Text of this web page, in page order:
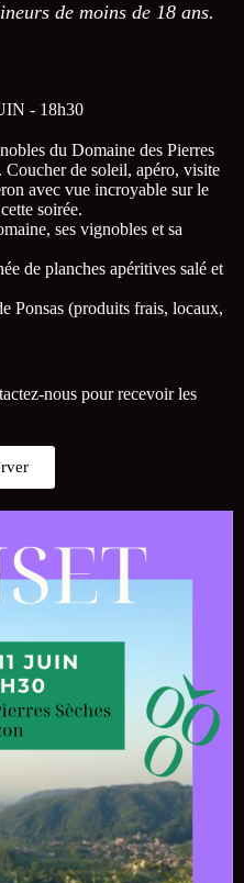
de moins de 18 ans.
- 18h30
du Domaine des Pierres
Coucher de soleil, apéro, visite
avec vue incroyable sur le
soirée.
ses vignobles et sa
de planches apéritives salé et
Ponsas (produits frais, locaux,
nous pour recevoir les